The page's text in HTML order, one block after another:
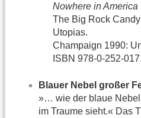
Nowhere in America
The Big Rock
Utopias.
Champaign 1990:
ISBN 978-0-252-
Blauer Nebel großer
»… wie der blaue
im Traume sieht.« Das